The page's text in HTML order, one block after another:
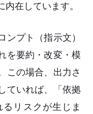
在しています。
ンプト（指示文）
を要約・改変・模
この場合、出力さ
ていれば、「依拠
リスクが生じま